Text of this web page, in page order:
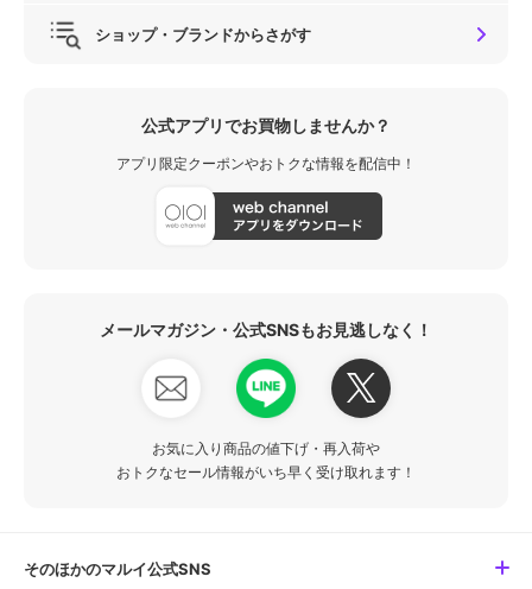
ショップ・ブランドからさがす
公式アプリでお買物しませんか？
アプリ限定クーポンやおトクな情報を配信中！
メールマガジン・公式SNSもお見逃しなく！
お気に入り商品の値下げ・再入荷や
おトクなセール情報がいち早く受け取れます！
そのほかのマルイ公式SNS